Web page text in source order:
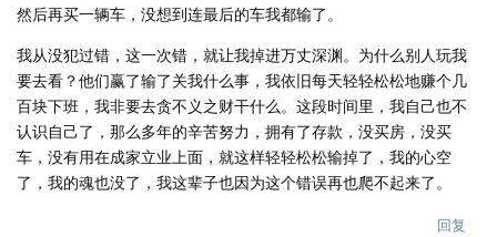
然后再买一辆车，没想到连最后的车我都输了。
我从没犯过错，这一次错，就让我掉进万丈深渊。为什么别人玩我
要去看？他们赢了输了关我什么事，我依旧每天轻轻松松地赚个几
百块下班，我非要去贪不义之财干什么。这段时间里，我自己也不
认识自己了，那么多年的辛苦努力，拥有了存款，没买房，没买
车，没有用在成家立业上面，就这样轻轻松松输掉了，我的心空
了，我的魂也没了，我这辈子也因为这个错误再也爬不起来了。
回复